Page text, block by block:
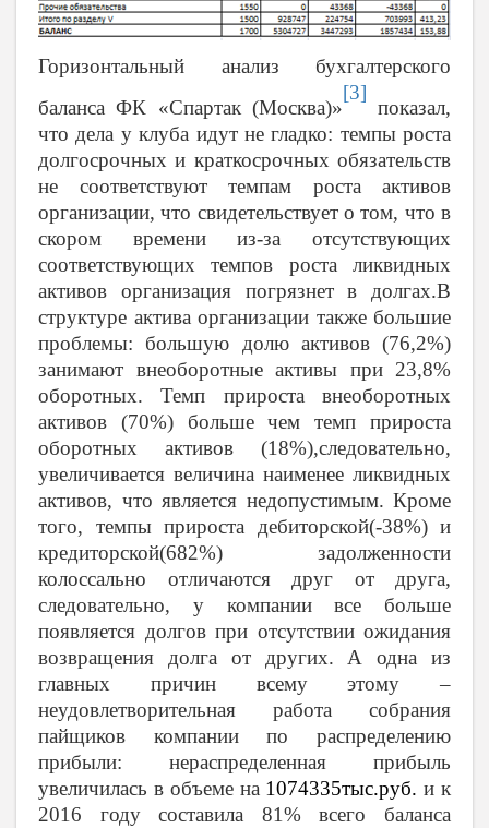
Горизонтальный анализ бухгалтерского
баланса ФК «Спартак (Москва)»
[3]
показал,
что дела у клуба идут не гладко: темпы роста
долгосрочных и краткосрочных обязательств
не соответствуют темпам роста активов
организации, что свидетельствует о том, что в
скором времени из-за отсутствующих
соответствующих темпов роста ликвидных
активов организация погрязнет в долгах.В
структуре актива организации также большие
проблемы: большую долю активов (76,2%)
занимают внеоборотные активы при 23,8%
оборотных. Темп прироста внеоборотных
активов (70%) больше чем темп прироста
оборотных активов (18%),следовательно,
увеличивается величина наименее ликвидных
активов, что является недопустимым. Кроме
того, темпы прироста дебиторской(-38%) и
кредиторской(682%) задолженности
колоссально отличаются друг от друга,
следовательно, у компании все больше
появляется долгов при отсутствии ожидания
возвращения долга от других. А одна из
главных причин всему этому –
неудовлетворительная работа собрания
пайщиков компании по распределению
прибыли: нераспределенная прибыль
увеличилась в объеме на 1074335тыс.руб.и к
2016 году составила 81% всего баланса